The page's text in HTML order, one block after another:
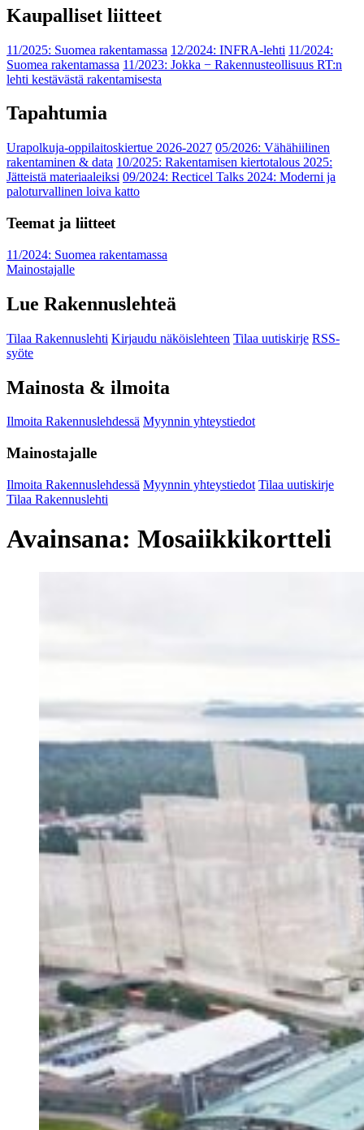
Kaupalliset liitteet
11/2025: Suomea rakentamassa 12/2024: INFRA-lehti 11/2024:
Suomea rakentamassa 11/2023: Jokka − Rakennusteollisuus RT:n
lehti kestävästä rakentamisesta
Tapahtumia
Urapolkuja-oppilaitoskiertue 2026-2027 05/2026: Vähähiilinen
rakentaminen & data 10/2025: Rakentamisen kiertotalous 2025:
Jätteistä materiaaleiksi 09/2024: Recticel Talks 2024: Moderni ja
paloturvallinen loiva katto
Teemat ja liitteet
11/2024: Suomea rakentamassa
Mainostajalle
Lue Rakennuslehteä
Tilaa Rakennuslehti Kirjaudu näköislehteen Tilaa uutiskirje RSS-
syöte
Mainosta & ilmoita
Ilmoita Rakennuslehdessä Myynnin yhteystiedot
Mainostajalle
Ilmoita Rakennuslehdessä Myynnin yhteystiedot Tilaa uutiskirje
Tilaa Rakennuslehti
Avainsana: Mosaiikkikortteli